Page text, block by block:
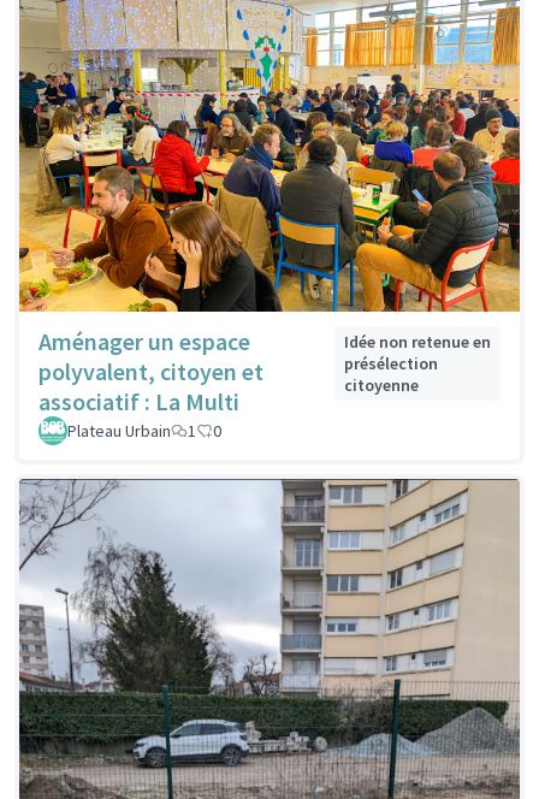
Aménager un espace
polyvalent, citoyen et
associatif : La Multi
Idée non retenue en
présélection
citoyenne
Plateau Urbain 1 0